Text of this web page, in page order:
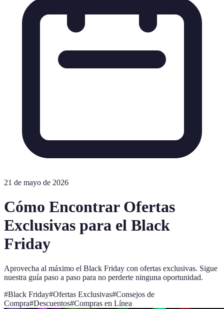
21 de mayo de 2026
Cómo Encontrar Ofertas
Exclusivas para el Black
Friday
Aprovecha al máximo el Black Friday con ofertas exclusivas. Sigue
nuestra guía paso a paso para no perderte ninguna oportunidad.
#Black Friday#Ofertas Exclusivas#Consejos de
Compra#Descuentos#Compras en Línea